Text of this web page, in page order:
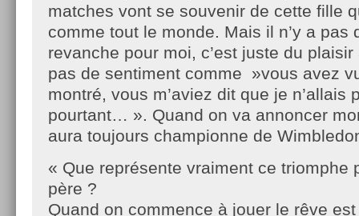
matches vont se souvenir de cette fille
comme tout le monde. Mais il n’y a pas
revanche pour moi, c’est juste du plaisir
pas de sentiment comme »vous avez
montré, vous m’aviez dit que je n’allais
pourtant… ». Quand on va annoncer
aura toujours championne de
« Que représente vraiment ce triomphe
père ?
Quand on commence à jouer le rêve